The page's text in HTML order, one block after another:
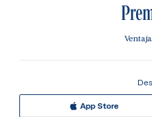
App Store